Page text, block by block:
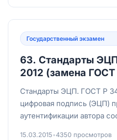
Государственный экзамен
63. Стандарты
2012 (замена
Стандарты ЭЦП. ГОСТ Р
цифровая подпись (ЭЦП)
аутентификации автора
15.03.2015•4350 просмотров